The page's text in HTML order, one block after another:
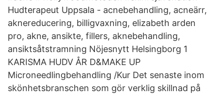
Hudterapeut Uppsala - acnebehandling, acneärr,
aknereducering, billigvaxning, elizabeth arden
pro, akne, ansikte, fillers, aknebehandling,
ansiktsåtstramning Nöjesnytt Helsingborg 1
KARISMA HUDV ÅR D&MAKE UP
Microneedlingbehandling /Kur Det senaste inom
skönhetsbranschen som gör verklig skillnad på